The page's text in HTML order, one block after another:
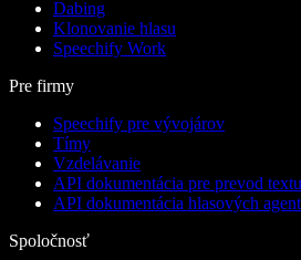
Dabing
Klonovanie hlasu
Speechify Work
Pre firmy
Speechify pre vývojárov
Tímy
Vzdelávanie
API dokumentácia pre prevod
API dokumentácia hlasových
Spoločnosť